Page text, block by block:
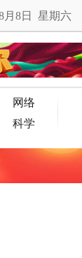
月8日 星期六
网络
科学